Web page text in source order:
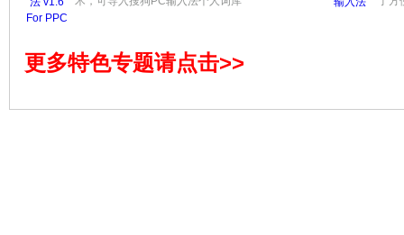
使用，做到电脑上有、手机上也
有。
更多特色专题请点击>>